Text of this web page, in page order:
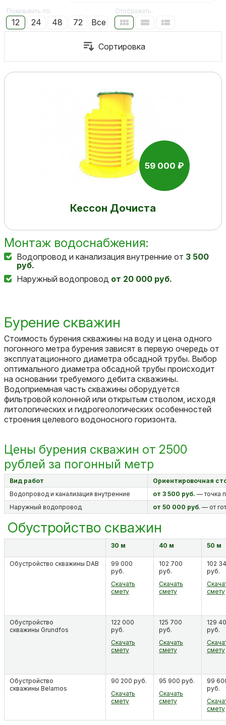
Показывать по:
12 24 48 72 Все
Отображать:
59 000 ₽
Кессон Дочиста
Монтаж водоснабжения:
Водопровод и канализация внутренние от 3 500
руб.
Наружный водопровод от 20 000 руб.
Бурение скважин
Стоимость бурения скважины на воду и цена одного
погонного метра бурения зависят в первую очередь от
эксплуатационного диаметра обсадной трубы. Выбор
оптимального диаметра обсадной трубы происходит
на основании требуемого дебита скважины.
Водоприемная часть скважины оборудуется
фильтровой колонной или открытым стволом, исходя
литологических и гидрогеологических особенностей
строения целевого водоносного горизонта.
Цены бурения скважин от 2500
рублей за погонный метр
Вид работ
Ориентировочная
Водопровод и канализация внутренние
от 3 500 руб. — точка
Наружный водопровод
от 50 000 руб. — от
Обустройство скважин
30 м 40 м 50 м
Обустройство скважины DAB
99 000
руб.
Скачать
смету
102 700
руб.
Скачать
смету
102
руб.
смету
Обустройство
скважины Grundfos
122 000
руб.
Скачать
смету
125 700
руб.
Скачать
смету
129
руб.
смету
Обустройство
скважины Belamos
90 200 руб.
Скачать
смету
95 900 руб.
Скачать
смету
99
руб.
смету